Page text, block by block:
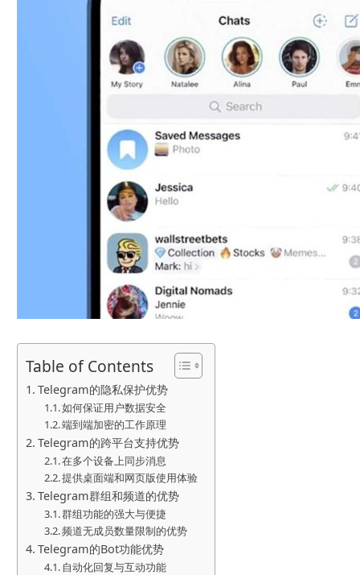
Table of Contents
Telegram的隐私保护优势
如何保证用户数据安全
端到端加密的工作原理
Telegram的跨平台支持优势
在多个设备上同步消息
提供桌面端和网页版使用体验
Telegram群组和频道的优势
群组功能的强大与便捷
频道无成员数量限制的优势
Telegram的Bot功能优势
自动化回复与互动功能